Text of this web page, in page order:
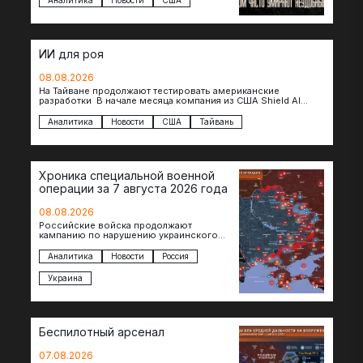
оказываются удивительно похожими:
ИИ для роя
08.08.2026
На Тайване продолжают тестировать американские
разработки В начале месяца компания из США Shield AI
Аналитика Новости США Тайвань
Хроника специальной военной
операции за 7 августа 2026 года
08.08.2026
Российские войска продолжают
кампанию по нарушению украинского
сегодня атакованы еще по меньшей мере
два…
Аналитика Новости Россия
Украина
Беспилотный арсенал
07.08.2026